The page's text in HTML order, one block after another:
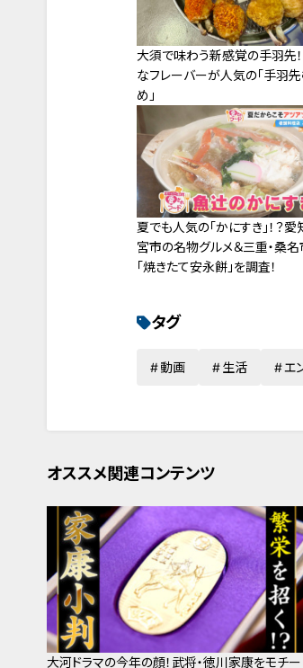
大須で味わう新感覚の手羽先
なフレーバーが人気の「手羽
め」
夏でも人気の「かにすき」！？愛
宮市の名物グルメ＆三重・桑
「焼きたて安永餅」を調査！
タグ
動画 生活 エ
オススメ関連コンテンツ
大河ドラマの今年の顔！武将・徳川家康をモチー